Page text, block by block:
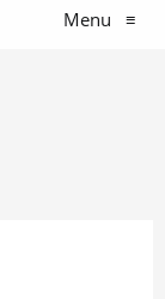
Menu ≡